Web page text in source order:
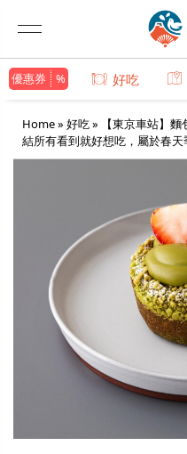
優惠券 好吃
Home» 好吃» 【東京車站】
結所有看到就好想吃，屬於春天